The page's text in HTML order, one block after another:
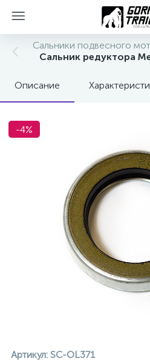
Сальники подвесного
Сальник редуктора
Описание
-4%
Артикул: SC-OL371